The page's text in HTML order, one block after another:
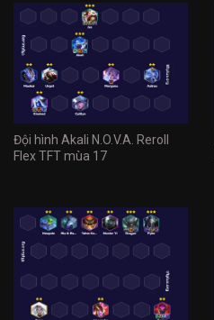
Đội hình Akali N.O.V.A. Reroll
Flex TFT mùa 17